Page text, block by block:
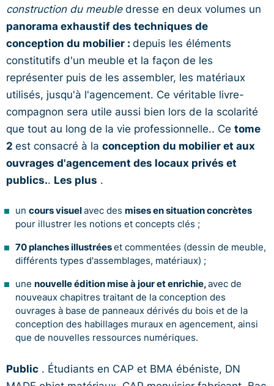
construction du meubledresse en deux volumes un
panorama exhaustif des techniques de
conception du mobilier : depuis les éléments
constitutifs d'un meuble et la façon de les
représenter puis de les assembler, les matériaux
utilisés, jusqu'à l'agencement. Ce véritable livre-
compagnon sera utile aussi bien lors de la scolarité
que tout au long de la vie professionnelle.. Ce tome
2 est consacré à la conception du mobilier et aux
ouvrages d'agencement des locaux privés et
publics.. Les plus .
un cours visuelavec des mises en situation concrètes
pour illustrer les notions et concepts clés ;
70 planches illustréeset commentées (dessin de meuble,
différents types d'assemblages, matériaux) ;
une nouvelle édition mise à jour et enrichie,avec de
nouveaux chapitres traitant de la conception des
ouvrages à base de panneaux dérivés du bois et de la
conception des habillages muraux en agencement, ainsi
que de nouvelles ressources numériques.
Public . Étudiants en CAP et BMA ébéniste, DN